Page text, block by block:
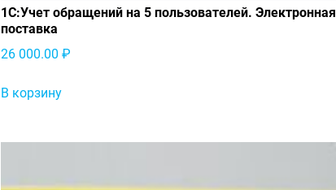
1С:Учет обращений на 5 пользователей. Электронная
поставка
26 000.00 ₽
В корзину